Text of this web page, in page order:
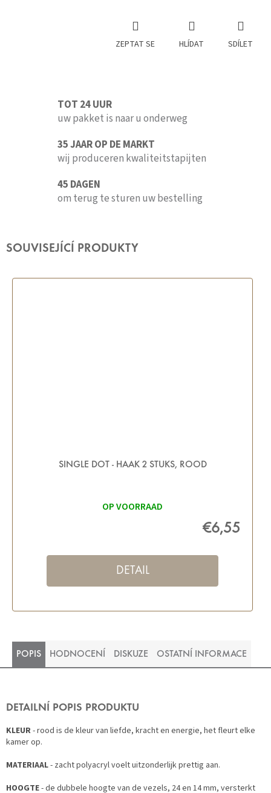
ZEPTAT SE HLÍDAT SDÍLET
TOT 24 UUR
uw pakket is naar u onderweg
35 JAAR OP DE MARKT
wij produceren kwaliteitstapijten
45 DAGEN
om terug te sturen uw bestelling
SOUVISEJÍCÍ PRODUKTY
SINGLE DOT - HAAK 2 STUKS, ROOD
OP VOORRAAD
€6,55
DETAIL
POPIS HODNOCENÍ DISKUZE OSTATNÍ INFORMACE
DETAILNÍ POPIS PRODUKTU
KLEUR- rood is de kleur van liefde, kracht en energie, het fleurt elke
kamer op.
MATERIAAL- zacht polyacryl voelt uitzonderlijk prettig aan.
HOOGTE- de dubbele hoogte van de vezels, 24 en 14 mm, versterkt